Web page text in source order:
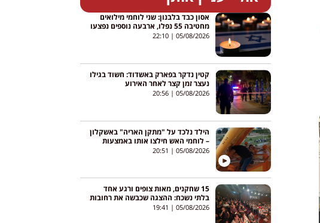
אסון כבד בלבנון: שני לוחמי מילואים
מחטיבה 55 נפלו, ארבעה נוספים נפצעו
05/08/2026
22:10
קטין נדקר בפארק באשדוד: חשוד בגילו
נעצר זמן קצר לאחר האירוע
05/08/2026
20:56
הילד נלכד על "מתקן האריה" באשקלון
– לוחמי האש חילצו אותו באמצעות
מנוף
05/08/2026
15 שחקנים, מאות צופים ורגע אחד
בלתי נשכח: ההצגה שכבשה את רחובות
05/08/2026